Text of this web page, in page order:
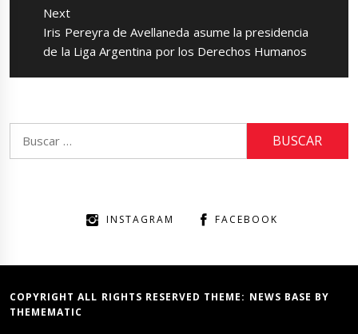
Next
Next
post:
Iris Pereyra de Avellaneda asume la presidencia
de la Liga Argentina por los Derechos Humanos
INSTAGRAM FACEBOOK
COPYRIGHT ALL RIGHTS RESERVED THEME: NEWS BASE BY
THEMEMATIC